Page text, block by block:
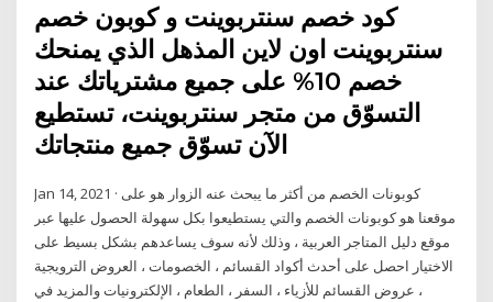
كود خصم سنتربوينت و كوبون خصم
سنتربوينت اون لاين المذهل الذي يمنحك
خصم 10% على جميع مشترياتك عند
التسوّق من متجر سنتربوينت، تستطيع
الآن تسوّق جميع منتجاتك
Jan 14, 2021 · كوبونات الخصم من أكثر ما يبحث عنه الزوار هو على
موقعنا هو كوبونات الخصم والتي يستطيعوا بكل سهولة الحصول عليها عبر
موقع دليل المتاجر العربية ، وذلك لأنه سوف يساعدهم بشكل بسيط على
الاختيار احصل على أحدث أكواد القسائم ، الخصومات ، العروض الترويجية
، عروض القسائم للأزياء ، السفر ، الطعام ، الإلكترونيات والمزيد في